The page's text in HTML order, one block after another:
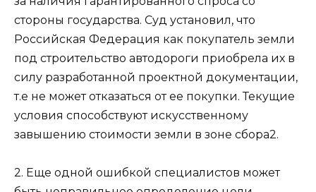
стороны государства. Суд установил, что
Российская Федерация как покупатель земли
под строительство автодороги приобрела их в
силу разработанной проектной документации,
т.е не может отказаться от ее покупки. Текущие
условия способствуют искусственному
завышению стоимости земли в зоне сбора2.
2. Еще одной ошибкой специалистов может